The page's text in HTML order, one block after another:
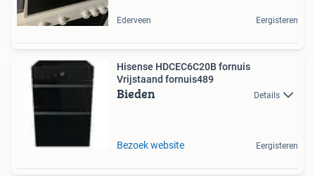
Ederveen Eergisteren
Hisense HDCEC6C20B fornuis
Vrijstaand fornuis489
Bieden Details
Bezoek website Eergisteren